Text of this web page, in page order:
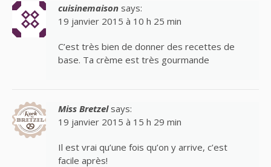
cuisinemaison says:
19 janvier 2015 à 10 h 25 min
C’est très bien de donner des recettes de
base. Ta crème est très gourmande
Miss Bretzel says:
19 janvier 2015 à 15 h 29 min
Il est vrai qu’une fois qu’on y arrive, c’est
facile après!